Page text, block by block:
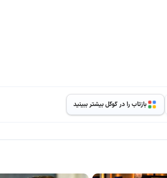
بازتاب را در گوگل بیشتر ببینید